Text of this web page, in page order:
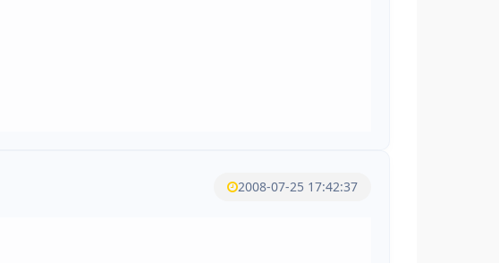
2008-07-25 17:42:37